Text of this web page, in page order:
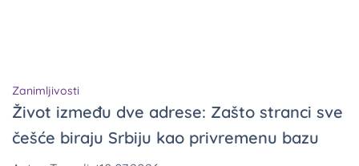
Zanimljivosti
Život između dve adrese: Zašto stranci sve
češće biraju Srbiju kao privremenu bazu